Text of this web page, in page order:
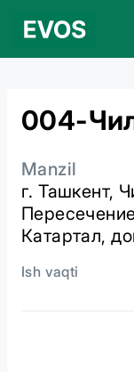
004-
Manzil
г. Ташкент,
Катартал,
Ish vaqti